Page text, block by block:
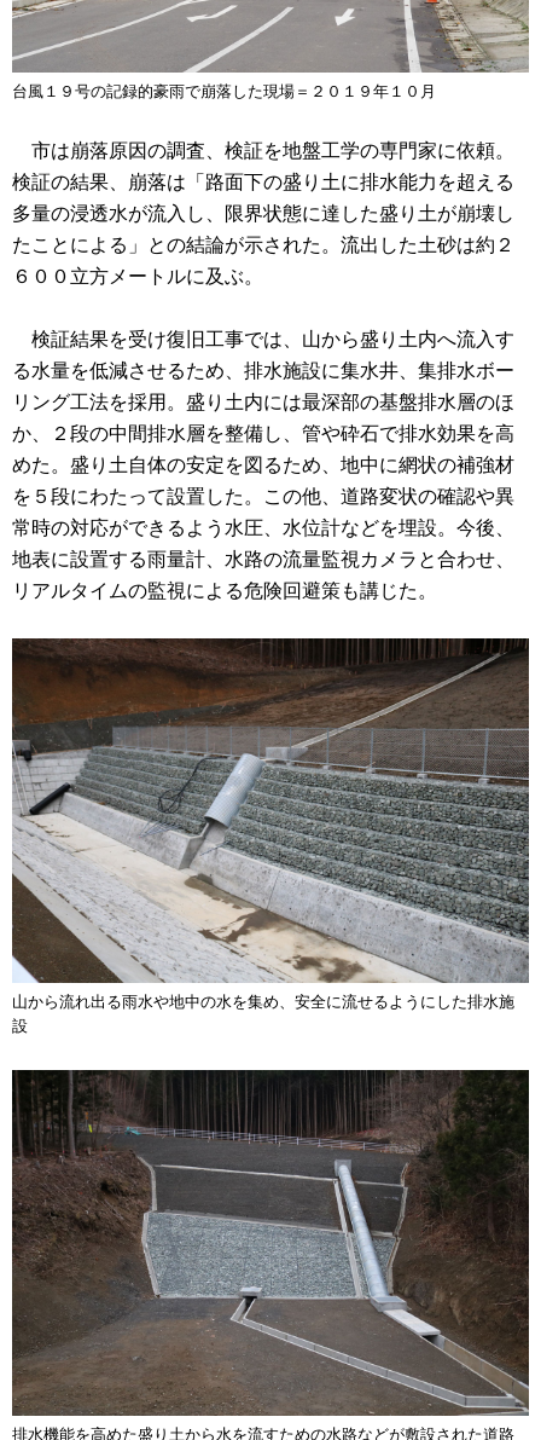
台風１９号の記録的豪雨で崩落した現場＝２０１９年１０月
市は崩落原因の調査、検証を地盤工学の専門家に依頼。
検証の結果、崩落は「路面下の盛り土に排水能力を超える
多量の浸透水が流入し、限界状態に達した盛り土が崩壊し
たことによる」との結論が示された。流出した土砂は約２
６００立方メートルに及ぶ。
検証結果を受け復旧工事では、山から盛り土内へ流入す
る水量を低減させるため、排水施設に集水井、集排水ボー
リング工法を採用。盛り土内には最深部の基盤排水層のほ
か、２段の中間排水層を整備し、管や砕石で排水効果を高
めた。盛り土自体の安定を図るため、地中に網状の補強材
を５段にわたって設置した。この他、道路変状の確認や異
常時の対応ができるよう水圧、水位計などを埋設。今後、
地表に設置する雨量計、水路の流量監視カメラと合わせ、
リアルタイムの監視による危険回避策も講じた。
山から流れ出る雨水や地中の水を集め、安全に流せるようにした排水施
設
排水機能を高めた盛り土から水を流すための水路などが敷設された道路